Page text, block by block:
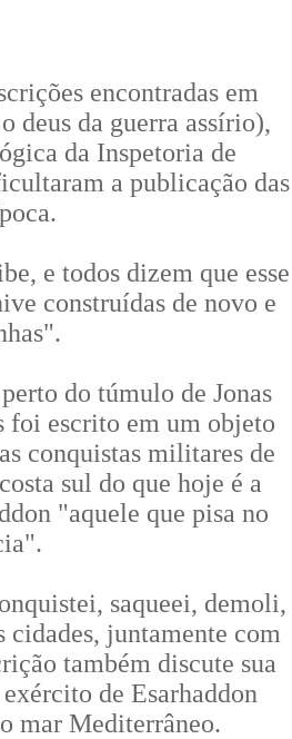
encontradas em
deus da guerra assírio),
da Inspetoria de
a publicação das
e todos dizem que esse
construídas de novo e
do túmulo de Jonas
foi escrito em um objeto
conquistas militares de
sul do que hoje é a
"aquele que pisa no
saqueei, demoli,
juntamente com
também discute sua
de Esarhaddon
mar Mediterrâneo.